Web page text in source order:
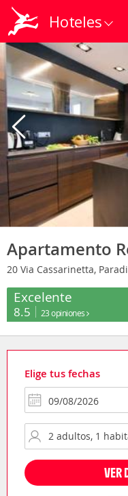
Hoteles
Apartamento
20 Via Cassarinetta,
Excelente
8.5 23 opiniones
Elige tus fechas
VER